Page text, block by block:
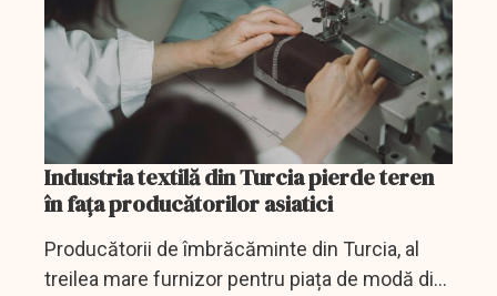
Industria textilă din Turcia pierde teren
în fața producătorilor asiatici
Producătorii de îmbrăcăminte din Turcia, al
treilea mare furnizor pentru piața de modă din